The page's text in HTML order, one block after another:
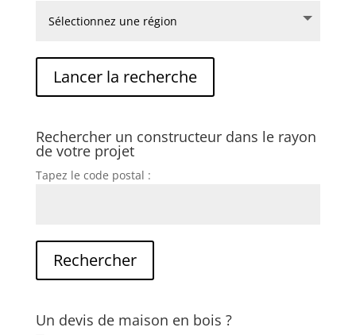
Rechercher un constructeur dans le rayon
de votre projet
Tapez le code postal :
Un devis de maison en bois ?